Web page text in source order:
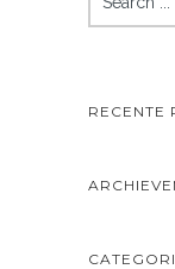
RECENTE